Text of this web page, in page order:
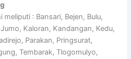
: Bansari, Bejen, Bulu,
Kaloran, Kandangan, Kedu,
Parakan, Pringsurat,
Tembarak, Tlogomulyo,